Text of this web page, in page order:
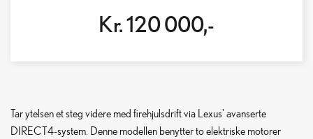
Kr. 120 000,-
Tar ytelsen et steg videre med firehjulsdrift via Lexus' avanserte
DIRECT4-system. Denne modellen benytter to elektriske motorer